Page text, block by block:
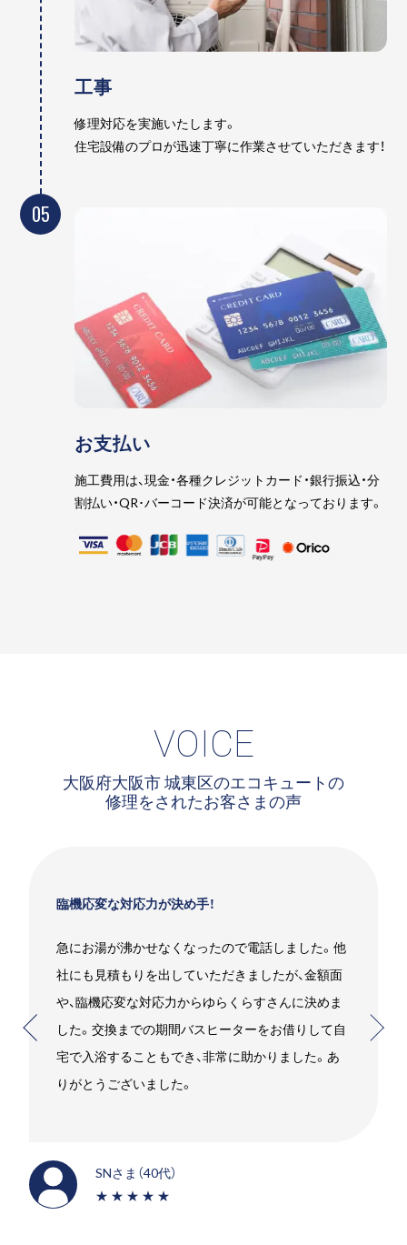
工事
修理対応を実施いたします。
住宅設備のプロが迅速丁寧に作業させていただきます！
05
お支払い
施工費用は、現金・各種クレジットカード・銀行振込・分
割払い・QR･バーコード決済が可能となっております。
VOICE
大阪府大阪市 城東区のエコキュートの
修理をされたお客さまの声
臨機応変な対応力が決め手！
急にお湯が沸かせなくなったので電話しました。他
社にも見積もりを出していただきましたが、金額面
や、臨機応変な対応力からゆらくらすさんに決めま
した。交換までの期間バスヒーターをお借りして自
宅で入浴することもでき、非常に助かりました。あ
りがとうございました。
SNさま（40代）
★★★★★